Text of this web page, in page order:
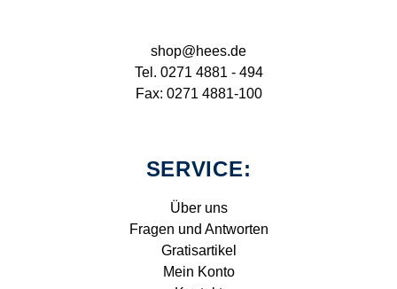
shop@hees.de
Tel. 0271 4881 - 494
Fax: 0271 4881-100
SERVICE:
Über uns
Fragen und Antworten
Gratisartikel
Mein Konto